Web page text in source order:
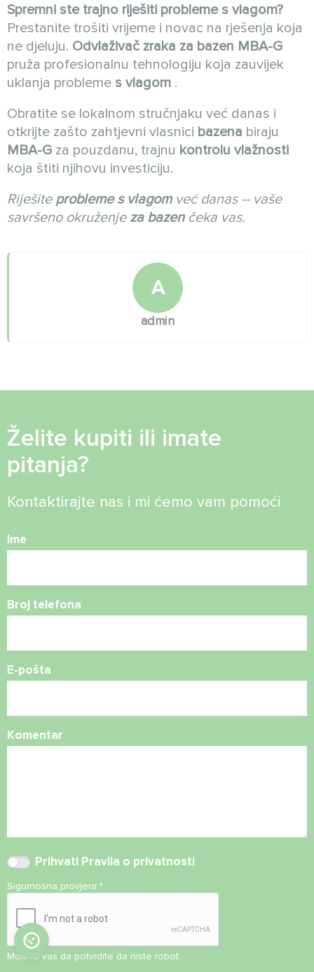
Spremni ste trajno riješiti probleme s vlagom?
Prestanite trošiti vrijeme i novac na rješenja koja
ne djeluju. Odvlaživač zraka za bazen MBA-G
pruža profesionalnu tehnologiju koja zauvijek
uklanja probleme s vlagom .
Obratite se lokalnom stručnjaku već danas i
otkrijte zašto zahtjevni vlasnici bazena biraju
MBA-G za pouzdanu, trajnu kontrolu vlažnosti
koja štiti njihovu investiciju.
Riješite probleme s vlagomveć danas -- vaše
savršeno okruženje za bazenčeka vas.
A
admin
Želite kupiti ili imate
pitanja?
Kontaktirajte nas i mi ćemo vam pomoći
Ime
Broj telefona
E-pošta
Komentar
Prihvati Pravila o privatnosti
Sigurnosna provjera *
Molimo vas da potvrdite da niste robot.